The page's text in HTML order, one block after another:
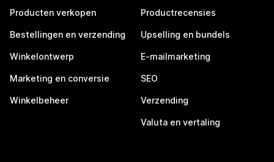
Producten verkopen
Bestellingen en verzending
Winkelontwerp
Marketing en conversie
Winkelbeheer
Productrecensies
Upselling en bundels
E-mailmarketing
SEO
Verzending
Valuta en vertaling